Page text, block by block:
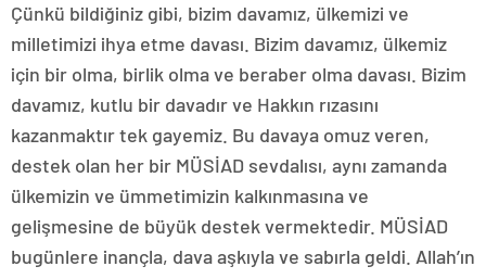
Çünkü bildiğiniz gibi, bizim davamız, ülkemizi ve
milletimizi ihya etme davası. Bizim davamız, ülkemiz
için bir olma, birlik olma ve beraber olma davası. Bizim
davamız, kutlu bir davadır ve Hakkın rızasını
kazanmaktır tek gayemiz. Bu davaya omuz veren,
destek olan her bir MÜSİAD sevdalısı, aynı zamanda
ülkemizin ve ümmetimizin kalkınmasına ve
gelişmesine de büyük destek vermektedir. MÜSİAD
bugünlere inançla, dava aşkıyla ve sabırla geldi. Allah’ın